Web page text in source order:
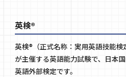
英検®
英検®（正式名称：実用英語技能
が主催する英語能力試験で、日本
英語外部検定です。